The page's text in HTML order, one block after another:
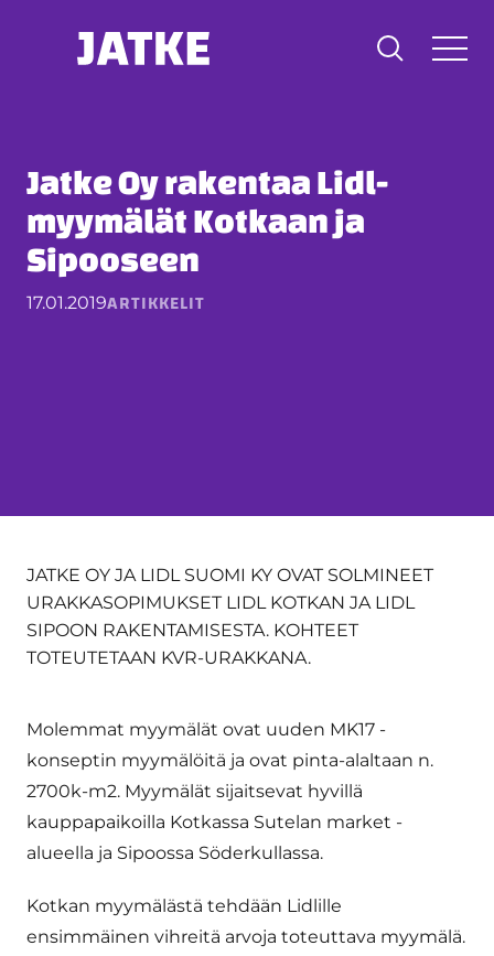
Jatke Oy rakentaa Lidl-
myymälät Kotkaan ja
Sipooseen
17.01.2019ARTIKKELIT
​​JATKE OY JA LIDL SUOMI KY OVAT SOLMINEET
URAKKASOPIMUKSET LIDL KOTKAN JA LIDL
SIPOON RAKENTAMISESTA. KOHTEET
TOTEUTETAAN KVR-URAKKANA.
Molemmat myymälät ovat uuden MK17 -
konseptin myymälöitä ja ovat pinta-alaltaan n.
2700k-m2. Myymälät sijaitsevat hyvillä
kauppapaikoilla Kotkassa Sutelan market -
alueella ja Sipoossa Söderkullassa.
Kotkan myymälästä tehdään Lidlille
ensimmäinen vihreitä arvoja toteuttava myymälä.